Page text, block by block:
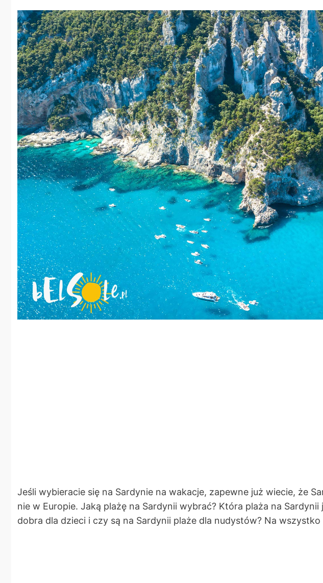
Jeśli wybieracie się na Sardynie na wakacje, zapewne już wiecie, że
nie w Europie. Jaką plażę na Sardynii wybrać? Która plaża na
dobra dla dzieci i czy są na Sardynii plaże dla nudystów? Na